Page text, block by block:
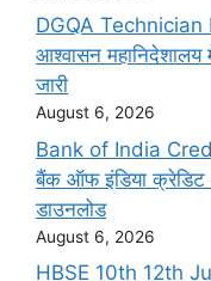
DGQA Technician
आश्वासन महानिदेशालय
जारी
August 6, 2026
Bank of India
बैंक ऑफ इंडिया क्रेडिट
डाउनलोड
August 6, 2026
HBSE 10th 12th